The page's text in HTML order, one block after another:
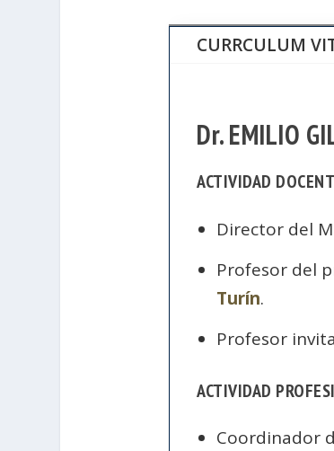
CURRCULUM
Dr. EMILIO
ACTIVIDAD
Director del
Profesor del
Turín.
Profesor
ACTIVIDAD
Coordinador